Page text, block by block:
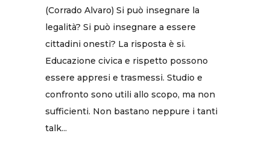
(Corrado Alvaro) Si può insegnare la
legalità? Si può insegnare a essere
cittadini onesti? La risposta è si.
Educazione civica e rispetto possono
essere appresi e trasmessi. Studio e
confronto sono utili allo scopo, ma non
sufficienti. Non bastano neppure i tanti
talk...